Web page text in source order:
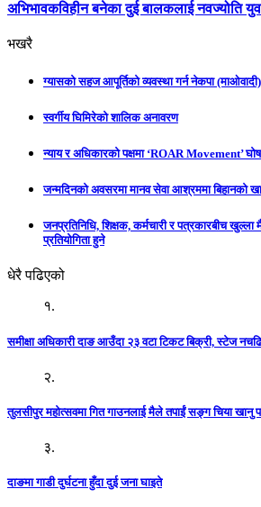
अभिभावकविहीन बनेका दुई बालकलाई नवज्योति
भखरै
ग्यासको सहज आपूर्तिको व्यवस्था गर्न नेकपा
स्वर्गीय घिमिरेको शालिक अनावरण
न्याय र अधिकारको पक्षमा ‘ROAR Movement’
जन्मदिनको अवसरमा मानव सेवा आश्रममा बिहानको
जनप्रतिनिधि, शिक्षक, कर्मचारी र पत्रकारबीच खुल्ला
प्रतियोगिता हुने
धेरै पढिएको
१.
समीक्षा अधिकारी दाङ आउँदा २३ वटा टिकट बिक्री, स्टेज
२.
तुलसीपुर महोत्सवमा गित गाउनलाई मैले तपाईं सङ्ग चिया खानु
३.
दाङमा गाडी दुर्घटना हुँदा दुई जना घाइते